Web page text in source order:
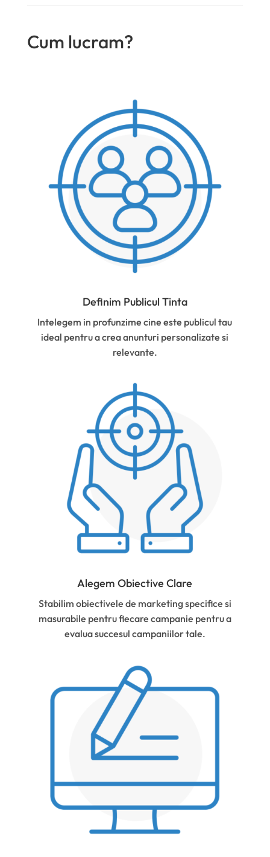
Cum lucram?
Definim Publicul Tinta
Intelegem in profunzime cine este publicul tau
ideal pentru a crea anunturi personalizate si
relevante.
Alegem Obiective Clare
Stabilim obiectivele de marketing specifice si
masurabile pentru fiecare campanie pentru a
evalua succesul campaniilor tale.